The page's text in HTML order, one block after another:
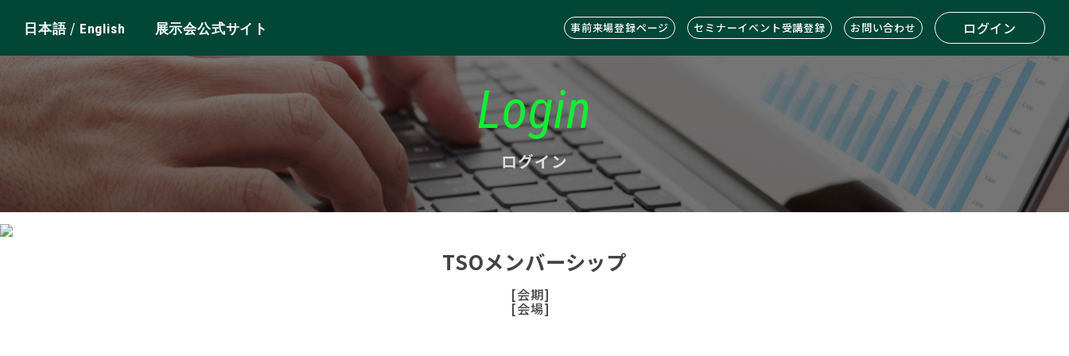
日本語/ English 展示会公式サイト 事前来場登録ページ セミナーイベント受講登録 お問い合わせ ログイン
Login
ログイン
TSOメンバーシップ
[会期]
[会場]